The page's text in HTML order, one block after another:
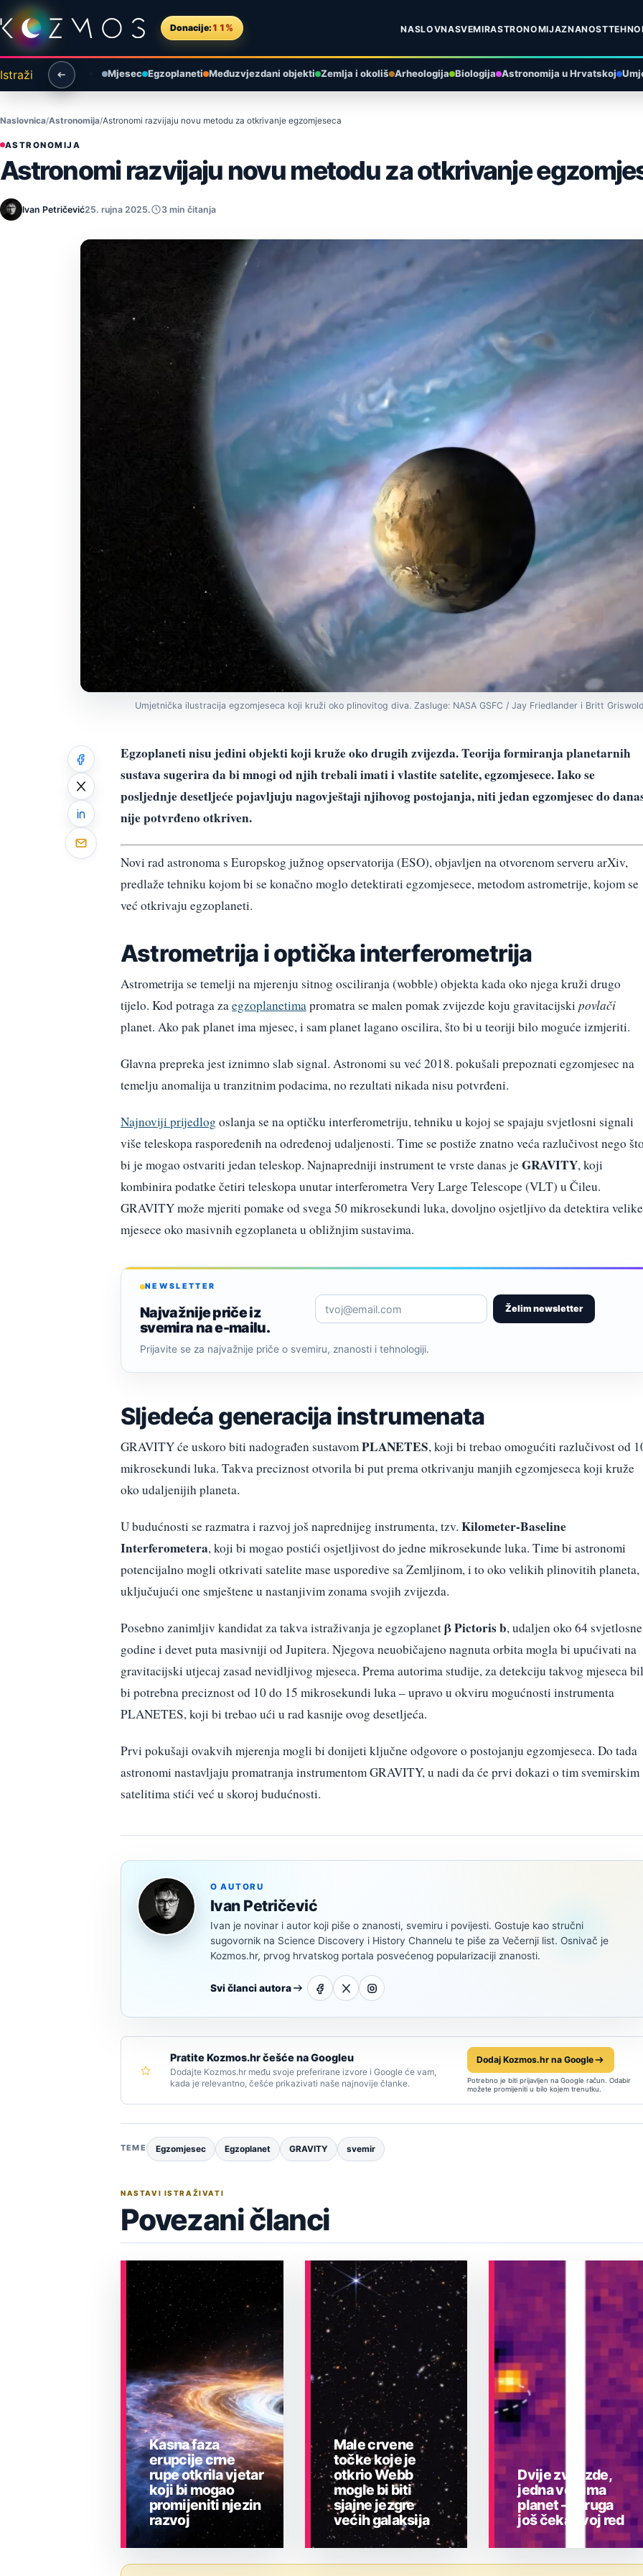
Preskoči na sadržaj
Donacije: 11% NASLOVNASVEMIRASTRONOMIJAZNANOST
Istraži Mjesec Egzoplaneti Međuzvjezdani objekti Zemlja i okoliš Arheologija Biologija Astronomija u Hrvatskoj
Naslovnica Astronomija Astronomi razvijaju novu metodu za otkrivanje egzomjeseca
ASTRONOMIJA
Astronomi razvijaju novu metodu za otkrivanje
Ivan Petričević25. rujna 2025. 3 min čitanja
Umjetnička ilustracija egzomjeseca koji kruži oko plinovitog diva. Zasluge: NASA GSFC / Jay Friedlander i Britt
Egzoplaneti nisu jedini objekti koji kruže oko drugih zvijezda. Teorija formiranja planetarnih
sustava sugerira da bi mnogi od njih trebali imati i vlastite satelite, egzomjesece. Iako se
posljednje desetljeće pojavljuju nagovještaji njihovog postojanja, niti jedan egzomjesec do
nije potvrđeno otkriven.
Novi rad astronoma s Europskog južnog opservatorija (ESO), objavljen na otvorenom serveru arXiv,
predlaže tehniku kojom bi se konačno moglo detektirati egzomjesece, metodom astrometrije, kojom se
već otkrivaju egzoplaneti.
Astrometrija i optička interferometrija
Astrometrija se temelji na mjerenju sitnog osciliranja (wobble) objekta kada oko njega kruži drugo
tijelo. Kod potraga zaegzoplanetimapromatra se malen pomak zvijezde koju gravitacijski povlači
planet. Ako pak planet ima mjesec, i sam planet lagano oscilira, što bi u teoriji bilo moguće izmjeriti.
Glavna prepreka jest iznimno slab signal. Astronomi su već 2018. pokušali prepoznati egzomjesec na
temelju anomalija u tranzitnim podacima, no rezultati nikada nisu potvrđeni.
Najnoviji prijedlog oslanja se na optičku interferometriju, tehniku u kojoj se spajaju svjetlosni signali
više teleskopa raspoređenih na određenoj udaljenosti. Time se postiže znatno veća razlučivost nego
bi je mogao ostvariti jedan teleskop. Najnapredniji instrument te vrste danas jeGRAVITY, koji
kombinira podatke četiri teleskopa unutar interferometra Very Large Telescope (VLT) u Čileu.
GRAVITY može mjeriti pomake od svega 50 mikrosekundi luka, dovoljno osjetljivo da detektira velike
mjesece oko masivnih egzoplaneta u obližnjim sustavima.
NEWSLETTER
Najvažnije priče iz
svemira na e-mailu.
Želim newsletter
Prijavite se za najvažnije priče o svemiru, znanosti i tehnologiji.
Sljedeća generacija instrumenata
GRAVITY će uskoro biti nadograđen sustavomPLANETES, koji bi trebao omogućiti razlučivost od
mikrosekundi luka. Takva preciznost otvorila bi put prema otkrivanju manjih egzomjeseca koji kruže
oko udaljenijih planeta.
U budućnosti se razmatra i razvoj još naprednijeg instrumenta, tzv. Kilometer-Baseline
Interferometera, koji bi mogao postići osjetljivost do jedne mikrosekunde luka. Time bi astronomi
potencijalno mogli otkrivati satelite mase usporedive sa Zemljinom, i to oko velikih plinovitih planeta,
uključujući one smještene u nastanjivim zonama svojih zvijezda.
Posebno zanimljiv kandidat za takva istraživanja je egzoplanetβ Pictoris b, udaljen oko 64 svjetlosne
godine i devet puta masivniji od Jupitera. Njegova neuobičajeno nagnuta orbita mogla bi upućivati na
gravitacijski utjecaj zasad nevidljivog mjeseca. Prema autorima studije, za detekciju takvog mjeseca
bi potrebna preciznost od 10 do 15 mikrosekundi luka – upravo u okviru mogućnosti instrumenta
PLANETES, koji bi trebao ući u rad kasnije ovog desetljeća.
Prvi pokušaji ovakvih mjerenja mogli bi donijeti ključne odgovore o postojanju egzomjeseca. Do tada
astronomi nastavljaju promatranja instrumentom GRAVITY, u nadi da će prvi dokazi o tim svemirskim
satelitima stići već u skoroj budućnosti.
O AUTORU
Ivan Petričević
Ivan je novinar i autor koji piše o znanosti, svemiru i povijesti. Gostuje kao stručni
sugovornik na Science Discovery i History Channelu te piše za Večernji list. Osnivač je
Kozmos.hr, prvog hrvatskog portala posvećenog popularizaciji znanosti.
Svi članci autora
Pratite Kozmos.hr češće na Googleu
Dodajte Kozmos.hr među svoje preferirane izvore i Google će vam,
kada je relevantno, češće prikazivati naše najnovije članke.
Dodaj Kozmos.hr na Google
Potrebno je biti prijavljen na Google račun. Odabir
možete promijeniti u bilo kojem trenutku.
TEME Egzomjesec Egzoplanet GRAVITY svemir
NASTAVI ISTRAŽIVATI
Povezani članci
Kasna faza
erupcije crne
rupe otkrila vjetar
koji bi mogao
promijeniti njezin
razvoj
Male crvene
točke koje je
otkrio Webb
mogle bi biti
sjajne jezgre
većih galaksija
Dvije zvijezde,
jedna već ima
planet — druga
još čeka svoj red